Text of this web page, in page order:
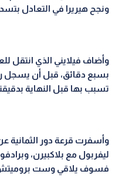
ونجح هيريرا في التعادل
وأضاف فيلايني الذي انتقل
بسبع دقائق، قبل أن يسجل
تسبب بها قبل النهاية
ليفربول مع بلاكبيرن،
فسوف يلاقي وست بروميتش